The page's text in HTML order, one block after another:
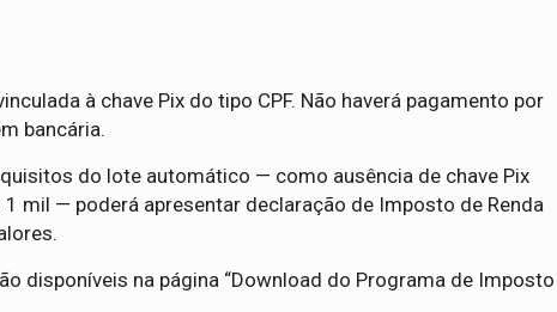
à chave Pix do tipo CPF. Não haverá pagamento por
bancária.
do lote automático — como ausência de chave Pix
mil — poderá apresentar declaração de Imposto de Renda
disponíveis na página “Download do Programa de Imposto